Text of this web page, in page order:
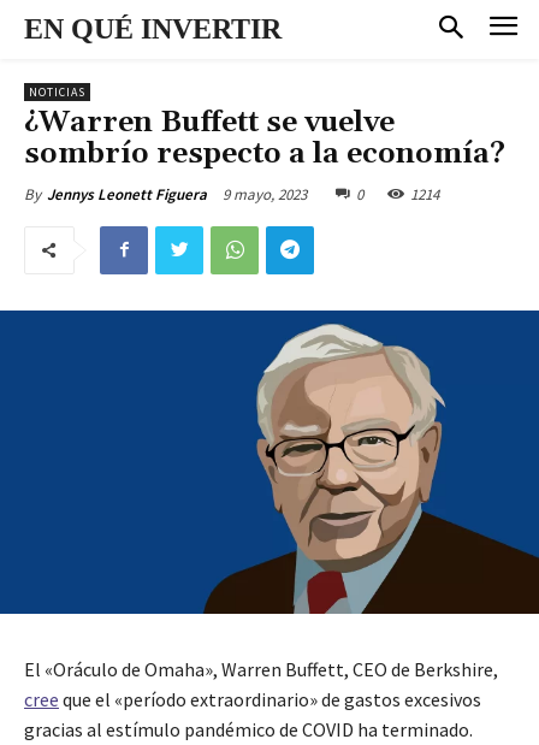
EN QUÉ INVERTIR
NOTICIAS
¿Warren Buffett se vuelve
sombrío respecto a la economía?
By Jennys Leonett Figuera 9 mayo, 2023 0 1214
El «Oráculo de Omaha», Warren Buffett, CEO de Berkshire,
cree que el «período extraordinario» de gastos excesivos
gracias al estímulo pandémico de COVID ha terminado.